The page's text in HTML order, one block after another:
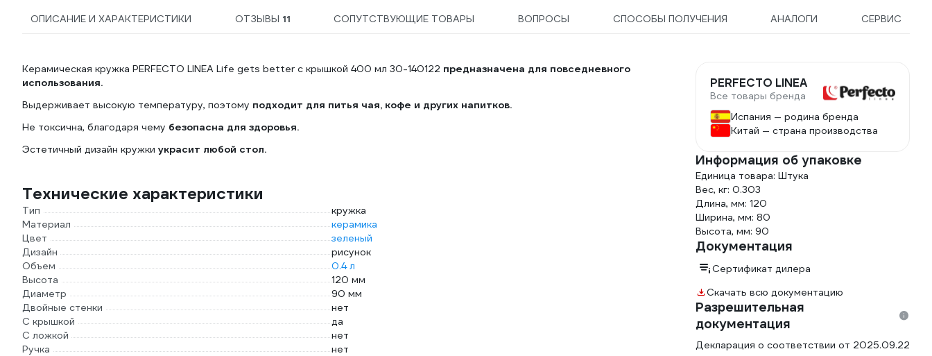
ОПИСАНИЕ И ХАРАКТЕРИСТИКИ ОТЗЫВЫ 11 СОПУТСТВУЮЩИЕ ТОВАРЫ ВОПРОСЫ СПОСОБЫ ПОЛУЧЕНИЯ АНАЛОГИ СЕРВИС
Керамическая кружка PERFECTO LINEA Life gets better с крышкой 400 мл 30-140122 предназначена для повседневного
использования.
Выдерживает высокую температуру, поэтому подходит для питья чая, кофе и других напитков.
Не токсична, благодаря чему безопасна для здоровья.
Эстетичный дизайн кружки украсит любой стол.
Технические характеристики
Тип
кружка
Материал
керамика
Цвет
зеленый
Дизайн
рисунок
Объем
0.4 л
Высота
120 мм
Диаметр
90 мм
Двойные стенки
нет
С крышкой
да
С ложкой
нет
Ручка
нет
PERFECTO LINEA
Все товары бренда
Испания — родина бренда
Китай — страна производства
Информация об упаковке
Единица товара: Штука
Вес, кг: 0.303
Длина, мм: 120
Ширина, мм: 80
Высота, мм: 90
Документация
Сертификат дилера
Скачать всю документацию
Разрешительная
документация
Декларация о соответствии от 2025.09.22